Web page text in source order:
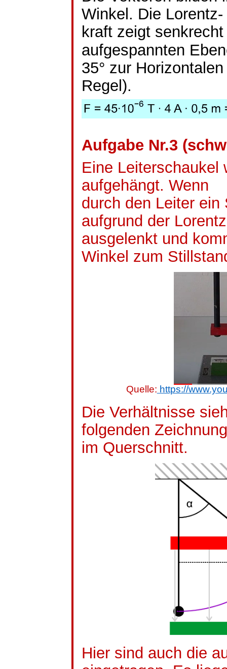
Winkel. Die Lorentz-
kraft zeigt
aufgespannten
35° zur
Regel).
Aufgabe Nr.3
Eine Leiterschaukel
aufgehängt. Wenn
durch den Leiter
aufgrund der
ausgelenkt und
Winkel zum
Quelle: https://
Die Verhältnisse
folgenden
im Querschnitt.
Hier sind auch die